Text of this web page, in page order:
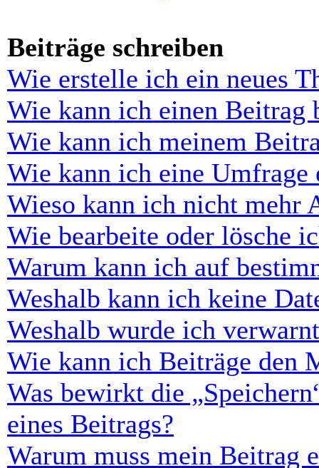
Beiträge schreiben
Wie erstelle ich ein neues
Wie kann ich einen Beitrag
Wie kann ich meinem
Wie kann ich eine Umfrage
Wieso kann ich nicht mehr
Wie bearbeite oder lösche
Warum kann ich auf
Weshalb kann ich keine
Weshalb wurde ich
Wie kann ich Beiträge den
Was bewirkt die
eines Beitrags?
Warum muss mein Beitrag